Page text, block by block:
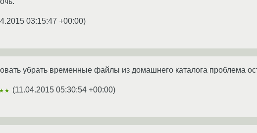
03:15:47 +00:00)
убрать временные файлы из домашнего каталога проблема
(11.04.2015 05:30:54 +00:00)